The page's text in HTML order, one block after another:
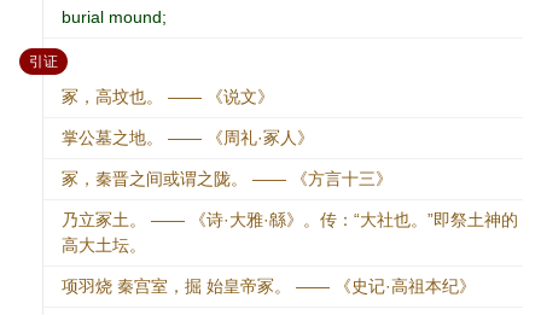
burial mound;
引证：
冢，高坟也。 —— 《说文》
掌公墓之地。 —— 《周礼·冢人》
冢，秦晋之间或谓之陇。 —— 《方言十三》
乃立冢土。 —— 《诗·大雅·緜》。传：“大社也。”即祭土神的
高大土坛。
项羽烧 秦宫室，掘 始皇帝冢。 —— 《史记·高祖本纪》